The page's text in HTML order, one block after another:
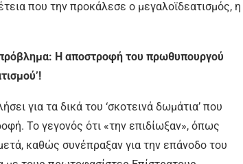
που την προκάλεσε ο μεγαλοϊδεατισμός, η
πρόβλημα: Η αποστροφή του πρωθυπουργού
για τα δικά του ‘σκοτεινά δωμάτια’ που
Το γεγονός ότι «την επιδίωξαν», όπως
καθώς συνέπραξαν για την επάνοδο του